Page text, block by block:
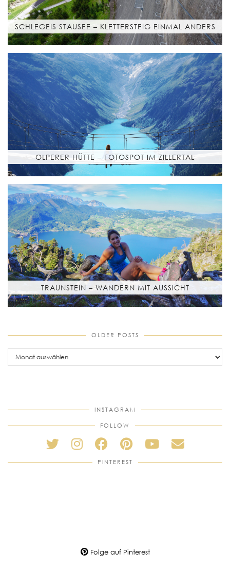
SCHLEGEIS STAUSEE – KLETTERSTEIG EINMAL ANDERS
OLPERER HÜTTE – FOTOSPOT IM ZILLERTAL
TRAUNSTEIN – WANDERN MIT AUSSICHT
OLDER POSTS
older
posts
INSTAGRAM
FOLLOW
PINTEREST
Folge auf Pinterest